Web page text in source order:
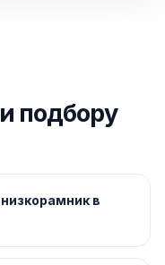
подбору
в